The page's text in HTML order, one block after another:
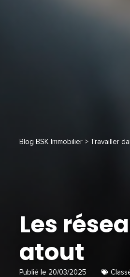
Blog BSK Immobilier > Travailler
Les
atout
Publié le 20/03/2025